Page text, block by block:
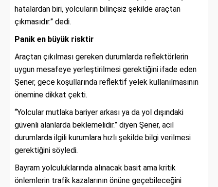
hatalardan biri, yolcuların bilinçsiz şekilde araçtan
çıkmasıdır.” dedi.
Panik en büyük risktir
Araçtan çıkılması gereken durumlarda reflektörlerin
uygun mesafeye yerleştirilmesi gerektiğini ifade eden
Şener, gece koşullarında reflektif yelek kullanılmasının
önemine dikkat çekti.
“Yolcular mutlaka bariyer arkası ya da yol dışındaki
güvenli alanlarda beklemelidir.” diyen Şener, acil
durumlarda ilgili kurumlara hızlı şekilde bilgi verilmesi
gerektiğini söyledi.
Bayram yolculuklarında alınacak basit ama kritik
önlemlerin trafik kazalarının önüne geçebileceğini